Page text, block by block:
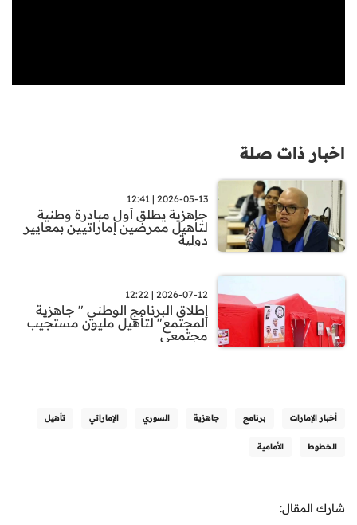
اخبار ذات صلة
2026-05-13 | 12:41
جاهزية يطلق أول مبادرة وطنية
لتأهيل ممرضين إماراتيين بمعايير
دولية
2026-07-12 | 12:22
إطلاق البرنامج الوطني " جاهزية
المجتمع" لتأهيل مليون مستجيب
مجتمعي
أخبار الإمارات برنامج جاهزية السوري الإماراتي تأهيل
الخطوط الأمامية
شارك المقال: